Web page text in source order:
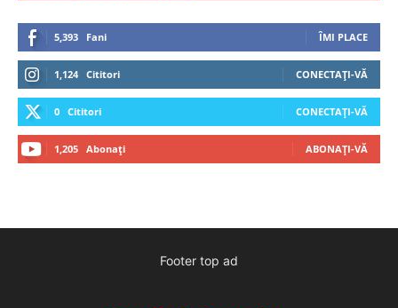
5,393 Fani ÎMI PLACE
1,124 Cititori CONECTAȚI-VĂ
0 Cititori CONECTAȚI-VĂ
1,205 Abonați ABONAȚI-VĂ
Footer top ad